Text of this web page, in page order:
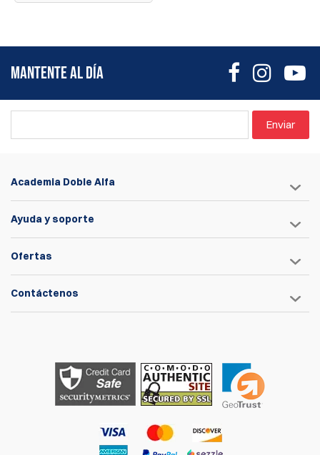
MANTENTE AL DÍA
Enviar
Academia Doble Alfa
Ayuda y soporte
Ofertas
Contáctenos